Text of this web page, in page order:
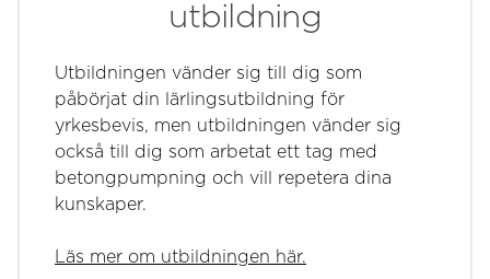
utbildning
Utbildningen vänder sig till dig som
påbörjat din lärlingsutbildning för
yrkesbevis, men utbildningen vänder sig
också till dig som arbetat ett tag med
betongpumpning och vill repetera dina
kunskaper.
Läs mer om utbildningen här.